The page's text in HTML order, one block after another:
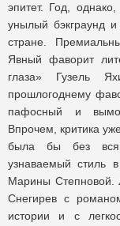
эпитет. Год,
унылый бэкграунд
стране.
Явный фаворит
глаза» Гузель
прошлогоднему
пафосный и
Впрочем, критика
была бы без
узнаваемый стиль
Марины Степновой.
Снегирев с
истории и с